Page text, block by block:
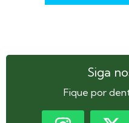
Siga
Fique por